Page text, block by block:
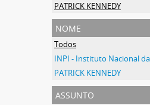
PATRICK KENNEDY
nome
Todos
PATRICK KENNEDY
assunto